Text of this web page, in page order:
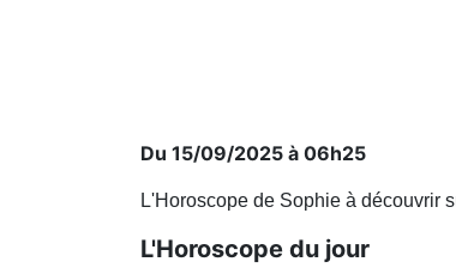
Du 15/09/2025 à 06h25
L'Horoscope de Sophie à découvrir
L'Horoscope du jour